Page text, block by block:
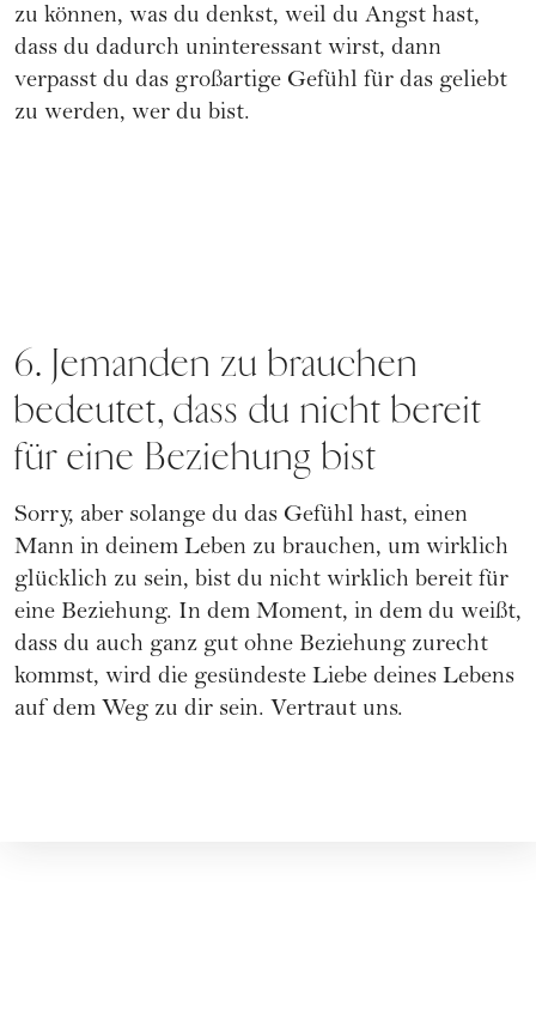
zu können, was du denkst, weil du Angst hast,
dass du dadurch uninteressant wirst, dann
verpasst du das großartige Gefühl für das geliebt
zu werden, wer du bist.
6. Jemanden zu brauchen
bedeutet, dass du nicht bereit
für eine Beziehung bist
Sorry, aber solange du das Gefühl hast, einen
Mann in deinem Leben zu brauchen, um wirklich
glücklich zu sein, bist du nicht wirklich bereit für
eine Beziehung. In dem Moment, in dem du weißt,
dass du auch ganz gut ohne Beziehung zurecht
kommst, wird die gesündeste Liebe deines Lebens
auf dem Weg zu dir sein. Vertraut uns.